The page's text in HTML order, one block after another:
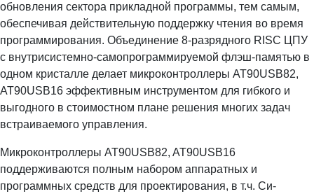
обновления сектора прикладной программы, тем самым,
обеспечивая действительную поддержку чтения во время
программирования. Объединение 8-разрядного RISC ЦПУ
с внутрисистемно-самопрограммируемой флэш-памятью в
одном кристалле делает микроконтроллеры AT90USB82,
AT90USB16 эффективным инструментом для гибкого и
выгодного в стоимостном плане решения многих задач
встраиваемого управления.
Микроконтроллеры AT90USB82, AT90USB16
поддерживаются полным набором аппаратных и
программных средств для проектирования, в т.ч. Си-